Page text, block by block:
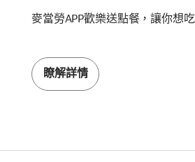
麥當勞APP歡樂送點餐，讓你想
瞭解詳情